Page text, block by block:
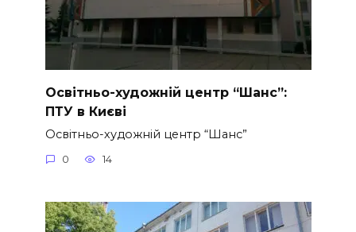
Освітньо-художній центр “Шанс”:
ПТУ в Києві
Освітньо-художній центр “Шанс”
0 14